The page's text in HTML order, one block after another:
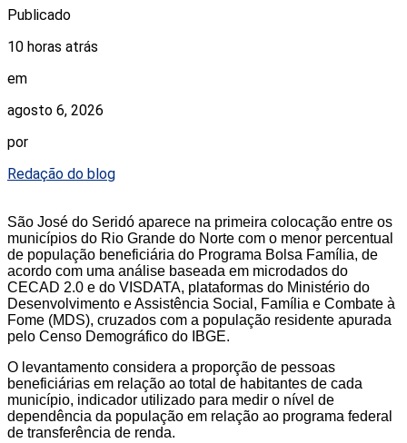
Publicado
10 horas atrás
em
agosto 6, 2026
por
Redação do blog
São José do Seridó aparece na primeira colocação entre os
municípios do Rio Grande do Norte com o menor percentual
de população beneficiária do Programa Bolsa Família, de
acordo com uma análise baseada em microdados do
CECAD 2.0 e do VISDATA, plataformas do Ministério do
Desenvolvimento e Assistência Social, Família e Combate à
Fome (MDS), cruzados com a população residente apurada
pelo Censo Demográfico do IBGE.
O levantamento considera a proporção de pessoas
beneficiárias em relação ao total de habitantes de cada
município, indicador utilizado para medir o nível de
dependência da população em relação ao programa federal
de transferência de renda.